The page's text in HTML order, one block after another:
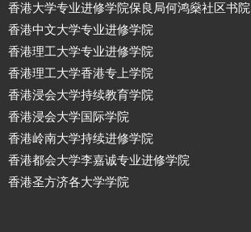
香港大学专业进修学院保良局何鸿燊社区书院
香港中文大学专业进修学院
香港理工大学专业进修学院
香港理工大学香港专上学院
香港浸会大学持续教育学院
香港浸会大学国际学院
香港岭南大学持续进修学院
香港都会大学李嘉诚专业进修学院
香港圣方济各大学学院